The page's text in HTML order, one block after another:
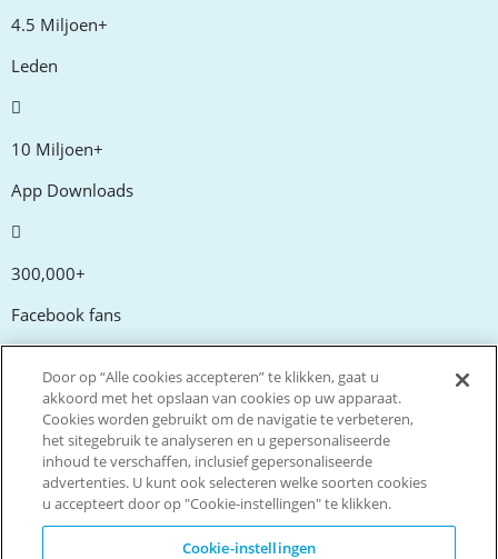
4.5 Miljoen+
Leden
10 Miljoen+
App Downloads
300,000+
Facebook fans
20,000+
Kortingscodes
Live more. Spend less.
© Copyright Invitation Digital Ltd. Alle rechten voorbehouden
Door op “Alle cookies accepteren” te klikken, gaat u
akkoord met het opslaan van cookies op uw apparaat.
Cookies worden gebruikt om de navigatie te verbeteren,
het sitegebruik te analyseren en u gepersonaliseerde
inhoud te verschaffen, inclusief gepersonaliseerde
advertenties. U kunt ook selecteren welke soorten cookies
u accepteert door op "Cookie-instellingen" te klikken.
Cookie-instellingen